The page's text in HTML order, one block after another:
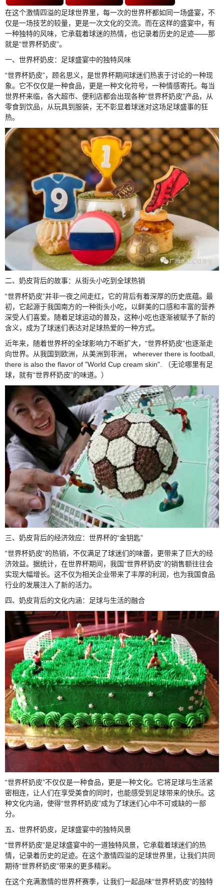
在这个激情四溢的足球世界里，每一次的世界杯都如同一场盛宴，不
仅是一场技艺的较量，更是一次文化的交流。而在这样的盛宴中，有
一种独特的风味，它承载着球迷的热情，也记录着历史的足迹——那
就是“世界杯奶皮”。
一、世界杯奶皮：足球盛宴中的独特风味
“世界杯奶皮”，顾名思义，是世界杯期间球迷们热衷于讨论的一种现
象。它不仅仅是一种食品，更是一种文化符号，一种情感寄托。每当
世界杯来临，各大超市、便利店都会出现各种“世界杯奶皮”产品，从
零食到饮品，从玩具到服装，无不彰显着球迷对这场足球盛事的狂
热。
二、奶皮背后的故事：从街头小吃到全球热销
“世界杯奶皮”并非一夜之间走红，它的背后有着深厚的历史底蕴。最
初，它起源于我国南方的一种街头小吃，以鲜美的口感和丰富的营养
深受人们喜爱。随着足球运动的普及，这种小吃也逐渐被赋予了新的
含义，成为了球迷们表达对足球热爱的一种方式。
近年来，随着世界杯的全球影响力不断扩大，“世界杯奶皮”也逐渐走
向世界。从我国到欧洲，从美洲到非洲， wherever there is football,
there is also the flavor of "World Cup cream skin". （无论哪里有足
球，就有“世界杯奶皮”的味道。）
三、奶皮背后的经济效应：世界杯的“金钥匙”
“世界杯奶皮”的热销，不仅满足了球迷们的味蕾，更带来了巨大的经
济效益。据统计，在世界杯期间，我国“世界杯奶皮”的销售额往往会
实现大幅增长。这不仅为相关企业带来了丰厚的利润，也为我国食品
行业的发展注入了新的活力。
四、奶皮背后的文化内涵：足球与生活的融合
“世界杯奶皮”不仅仅是一种食品，更是一种文化。它将足球与生活紧
密相连，让人们在享受美食的同时，也能感受到足球带来的快乐。这
种文化内涵，使得“世界杯奶皮”成为了球迷们心中不可或缺的一部
分。
五、世界杯奶皮，足球盛宴中的独特风景
“世界杯奶皮”是足球盛宴中的一道独特风景，它承载着球迷们的热
情，记录着历史的足迹。在这个激情四溢的足球世界里，让我们共同
期待“世界杯奶皮”带来的更多精彩。
在这个充满激情的世界杯赛季，让我们一起品味“世界杯奶皮”的独特